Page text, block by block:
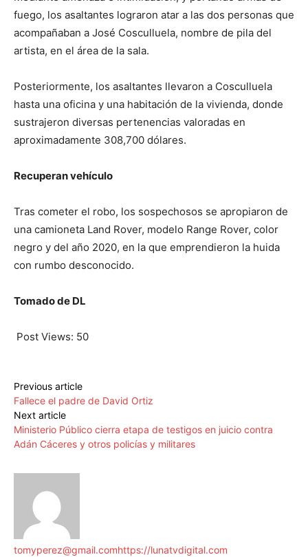
fuego, los asaltantes lograron atar a las dos personas que
acompañaban a José Cosculluela, nombre de pila del
artista, en el área de la sala.
Posteriormente, los asaltantes llevaron a Cosculluela
hasta una oficina y una habitación de la vivienda, donde
sustrajeron diversas pertenencias valoradas en
aproximadamente 308,700 dólares.
Recuperan vehículo
Tras cometer el robo, los sospechosos se apropiaron de
una camioneta Land Rover, modelo Range Rover, color
negro y del año 2020, en la que emprendieron la huida
con rumbo desconocido.
Tomado de DL
Post Views: 50
Previous article
Fallece el padre de David Ortiz
Next article
Ministerio Público cierra etapa de testigos en juicio contra
Adán Cáceres y otros policías y militares
tomyperez@gmail.comhttps://lunatvdigital.com